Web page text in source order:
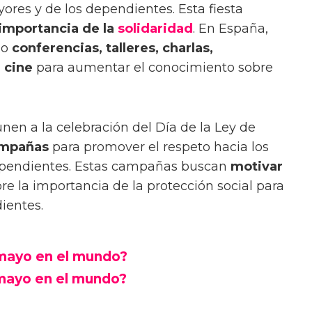
y de los dependientes. Esta fiesta
de la solidaridad . En España,
conferencias, talleres, charlas,
cine para aumentar el conocimiento sobre
a la celebración del Día de la Ley de
para promover el respeto hacia los
Estas campañas buscan motivar
la importancia de la protección social para
en el mundo?
en el mundo?